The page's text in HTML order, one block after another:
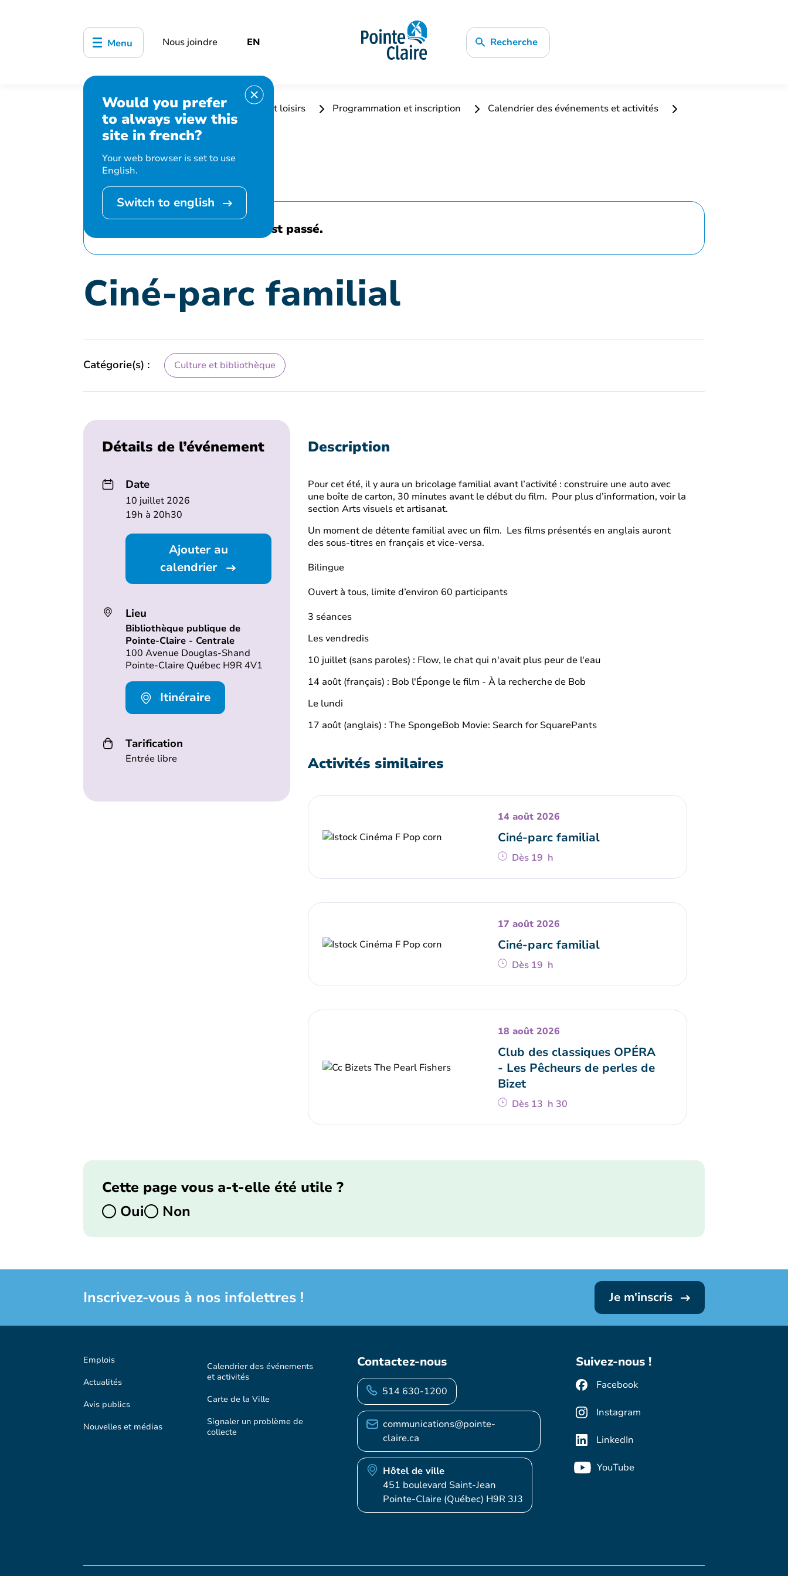
Menu Nous joindre EN Recherche
Would you prefer
to always view this
site in french?
Your web browser is set to use
English.
Switch to english
Accueil Bibliothèque, culture, sports et loisirs Programmation et inscription
Calendrier des événements et activités
Ciné-parc familial
Cet événement est passé.
Ciné-parc familial
Catégorie(s) : Culture et bibliothèque
Détails de l’événement
Date
10 juillet 2026
19h à 20h30
Ajouter au
calendrier
Lieu
Bibliothèque publique de
Pointe-Claire - Centrale
100 Avenue Douglas-Shand
Pointe-Claire Québec H9R 4V1
Itinéraire
Tarification
Entrée libre
Description
Pour cet été, il y aura un bricolage familial avant l’activité : construire une auto avec
une boîte de carton, 30 minutes avant le début du film. Pour plus d’information, voir la
section Arts visuels et artisanat.
Un moment de détente familial avec un film. Les films présentés en anglais auront
des sous-titres en français et vice-versa.
Bilingue
Ouvert à tous, limite d’environ 60 participants
3 séances
Les vendredis
10 juillet (sans paroles) : Flow, le chat qui n'avait plus peur de l'eau
14 août (français) : Bob l'Éponge le film - À la recherche de Bob
Le lundi
17 août (anglais) : The SpongeBob Movie: Search for SquarePants
Activités similaires
14 août 2026
Ciné-parc familial
Dès 19 h
17 août 2026
Ciné-parc familial
Dès 19 h
18 août 2026
Club des classiques OPÉRA
- Les Pêcheurs de perles de
Bizet
Dès 13 h 30
Cette page vous a-t-elle été utile ?
Oui
Non
Inscrivez-vous à nos infolettres ! Je m'inscris
Emplois
Actualités
Avis publics
Nouvelles et médias
Calendrier des événements
et activités
Carte de la Ville
Signaler un problème de
collecte
Contactez-nous
514 630-1200
communications@pointe-
claire.ca
Hôtel de ville
451 boulevard Saint-Jean
Pointe-Claire (Québec) H9R 3J3
Suivez-nous !
Facebook
Instagram
LinkedIn
YouTube